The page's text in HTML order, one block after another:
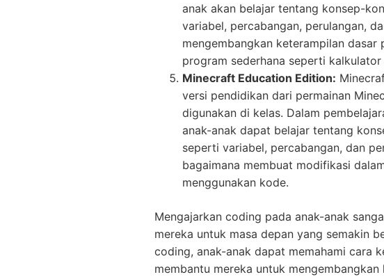
anak akan belajar tentang konsep-
variabel, percabangan, perulangan,
mengembangkan keterampilan dasar
program sederhana seperti
Minecraft Education Edition:
versi pendidikan dari permainan
digunakan di kelas. Dalam
anak-anak dapat belajar tentang
seperti variabel, percabangan, dan
bagaimana membuat modifikasi
menggunakan kode.
Mengajarkan coding pada anak-anak
mereka untuk masa depan yang semakin
coding, anak-anak dapat memahami cara
membantu mereka untuk